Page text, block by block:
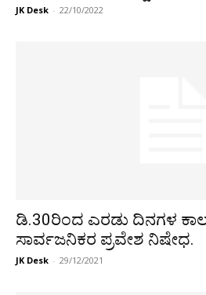
JK Desk - 22/10/2022
ಡಿ.30ರಿಂದ ಎರಡು ದಿನಗಳ
ಸಾರ್ವಜನಿಕರ ಪ್ರವೇಶ ನಿಷೇಧ.
JK Desk - 29/12/2021